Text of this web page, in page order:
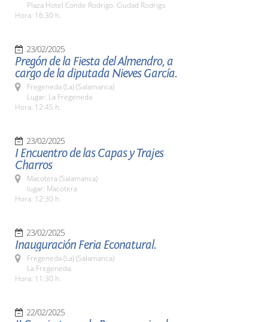
Plaza Hotel Conde Rodrigo. Ciudad Rodrigo
Hora: 16:30 h.
23/02/2025
Pregón de la Fiesta del Almendro, a
cargo de la diputada Nieves García.
Fregeneda (La) (Salamanca)
Lugar: La Fregeneda
Hora: 12:45 h.
23/02/2025
I Encuentro de las Capas y Trajes
Charros
Macotera (Salamanca)
lugar: Macotera
Hora: 12:30 h.
23/02/2025
Inauguración Feria Econatural.
Fregeneda (La) (Salamanca)
La Fregeneda.
Hora: 11:30 h.
22/02/2025